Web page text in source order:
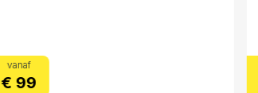
vanaf
€ 99